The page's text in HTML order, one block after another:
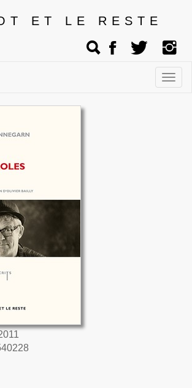
ET LE RESTE